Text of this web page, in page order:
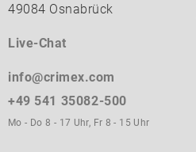
49084 Osnabrück
Live-Chat
info@crimex.com
+49 541 35082-500
Mo - Do 8 - 17 Uhr, Fr 8 - 15 Uhr